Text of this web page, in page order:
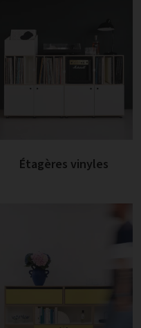
Étagères vinyles